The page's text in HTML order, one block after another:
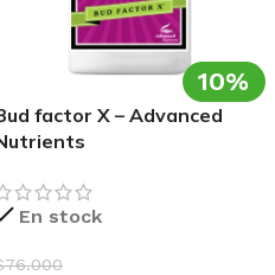
10%
factor X – Advanced
En stock
76.000